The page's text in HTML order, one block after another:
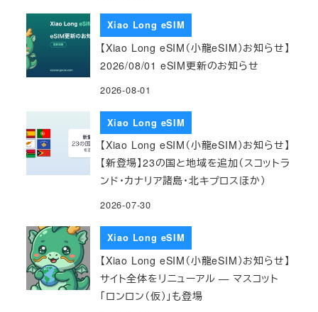
Xiao Long eSIM
【Xiao Long eSIM（小龍eSIM）お知らせ】
2026/08/01 eSIM更新のお知らせ
2026-08-01
Xiao Long eSIM
【Xiao Long eSIM（小龍eSIM）お知らせ】
【新登場】23の国と地域を追加（スコットラ
ンド・カナリア諸島・北キプロスほか）
2026-07-30
Xiao Long eSIM
【Xiao Long eSIM（小龍eSIM）お知らせ】
サイト全体をリニューアル — マスコット
「ロンロン（仮）」も登場